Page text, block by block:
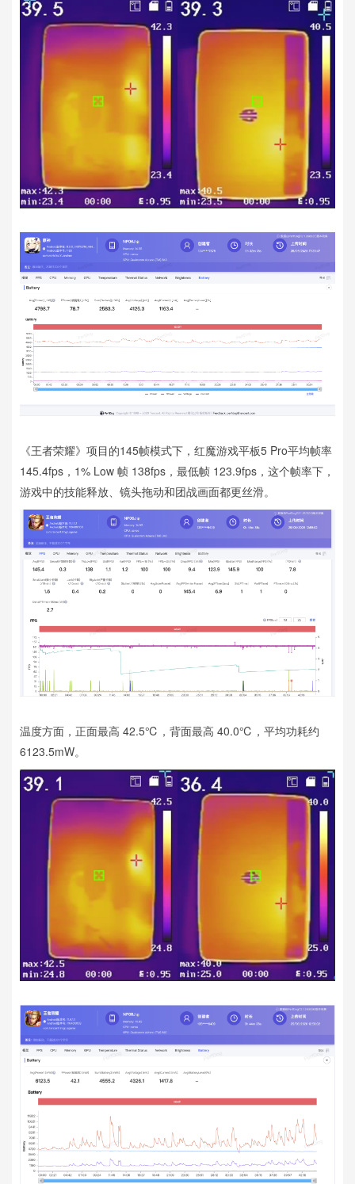
《王者荣耀》项目的145帧模式下，红魔游戏平板5 Pro平均帧率
145.4fps，1% Low 帧 138fps，最低帧 123.9fps，这个帧率下，
游戏中的技能释放、镜头拖动和团战画面都更丝滑。
温度方面，正面最高 42.5℃，背面最高 40.0℃，平均功耗约
6123.5mW。